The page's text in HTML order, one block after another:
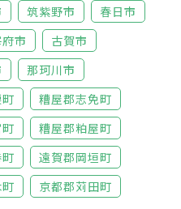
筑紫野市
春日市
市
古賀市
那珂川市
糟屋郡志免町
糟屋郡粕屋町
遠賀郡岡垣町
京都郡苅田町